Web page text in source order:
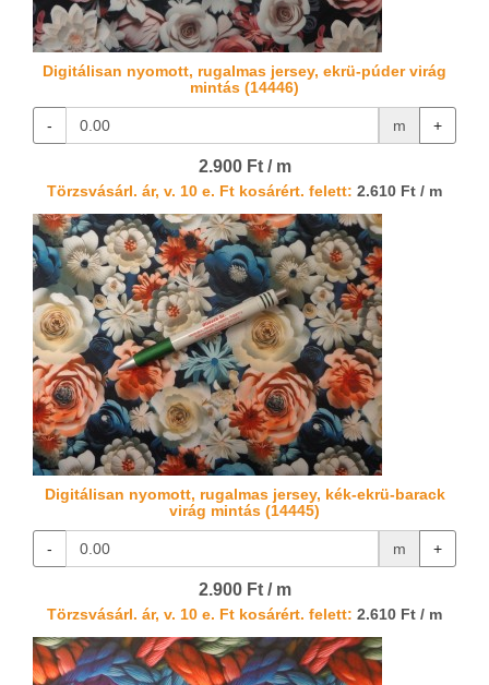
Digitálisan nyomott, rugalmas jersey, ekrü-púder virág
mintás (14446)
- m +
2.900 Ft / m
Törzsvásárl. ár, v. 10 e. Ft kosárért. felett: 2.610 Ft / m
Digitálisan nyomott, rugalmas jersey, kék-ekrü-barack
virág mintás (14445)
- m +
2.900 Ft / m
Törzsvásárl. ár, v. 10 e. Ft kosárért. felett: 2.610 Ft / m